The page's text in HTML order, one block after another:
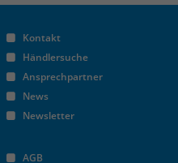
Kontakt
Händlersuche
Ansprechpartner
News
Newsletter
AGB